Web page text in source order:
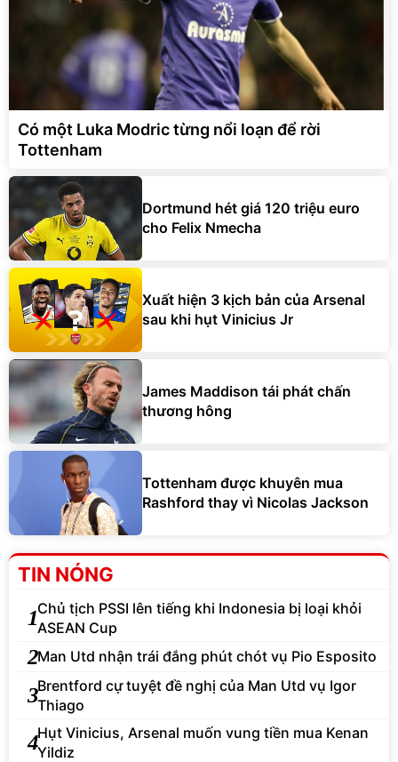
Có một Luka Modric từng nổi loạn để rời
Tottenham
Dortmund hét giá 120 triệu euro
cho Felix Nmecha
Xuất hiện 3 kịch bản của Arsenal
sau khi hụt Vinicius Jr
James Maddison tái phát chấn
thương hông
Tottenham được khuyên mua
Rashford thay vì Nicolas Jackson
TIN NÓNG
1Chủ tịch PSSI lên tiếng khi Indonesia bị loại khỏi
ASEAN Cup
2Man Utd nhận trái đắng phút chót vụ Pio Esposito
3Brentford cự tuyệt đề nghị của Man Utd vụ Igor
Thiago
4Hụt Vinicius, Arsenal muốn vung tiền mua Kenan
Yildiz